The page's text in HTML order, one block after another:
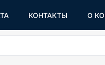
КОНТАКТЫ О